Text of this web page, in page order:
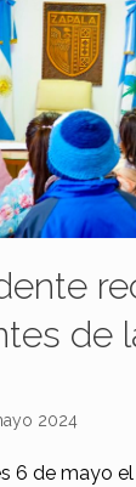
de
2024
6 de mayo